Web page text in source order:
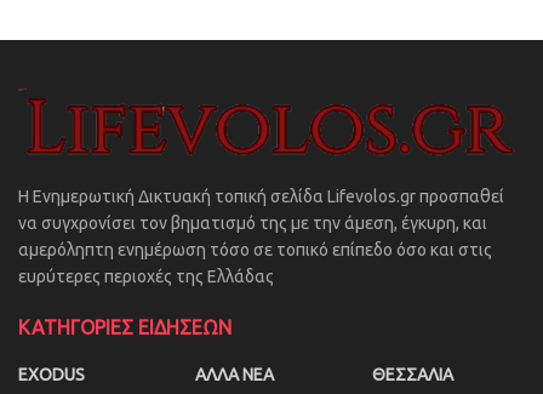
Η Ενημερωτική Δικτυακή τοπική σελίδα Lifevolos.gr προσπαθεί
να συγχρονίσει τον βηματισμό της με την άμεση, έγκυρη, και
αμερόληπτη ενημέρωση τόσο σε τοπικό επίπεδο όσο και στις
ευρύτερες περιοχές της Ελλάδας
ΚΑΤΗΓΟΡΙΕΣ ΕΙΔΗΣΕΩΝ
EXODUS
ΑΛΛΑ ΝΕΑ
ΘΕΣΣΑΛΙΑ